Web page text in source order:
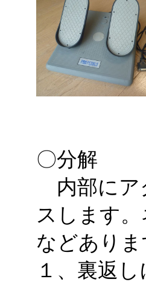
〇分解
内部にア
スします
などあり
１、裏返